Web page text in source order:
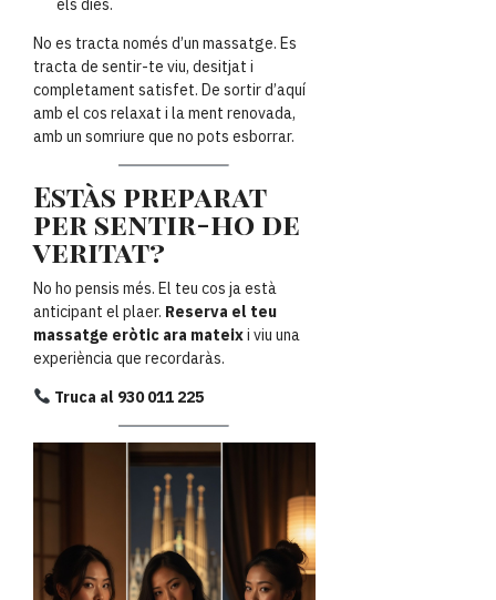
els dies.
No es tracta només d’un massatge. Es
tracta de sentir-te viu, desitjat i
completament satisfet. De sortir d’aquí
amb el cos relaxat i la ment renovada,
amb un somriure que no pots esborrar.
Estàs preparat
per sentir-ho de
veritat?
No ho pensis més. El teu cos ja està
anticipant el plaer. Reserva el teu
massatge eròtic ara mateixi viu una
experiència que recordaràs.
Truca al 930 011 225